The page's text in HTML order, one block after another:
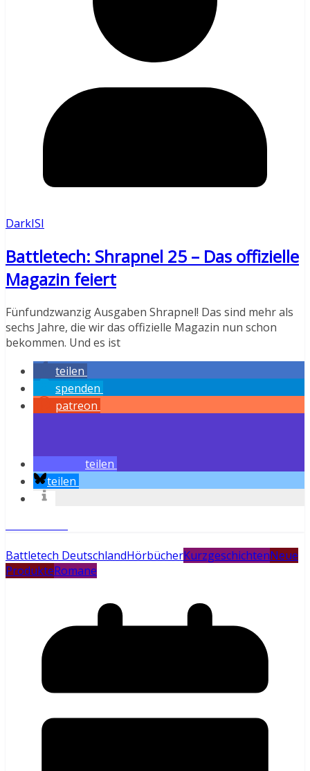
DarkISI
Battletech: Shrapnel 25 – Das offizielle
Magazin feiert
Fünfundzwanzig Ausgaben Shrapnel! Das sind mehr als
sechs Jahre, die wir das offizielle Magazin nun schon
bekommen. Und es ist
teilen
spenden
patreon
teilen
teilen
Battletech DeutschlandHörbücherKurzgeschichtenNeue
ProdukteRomane